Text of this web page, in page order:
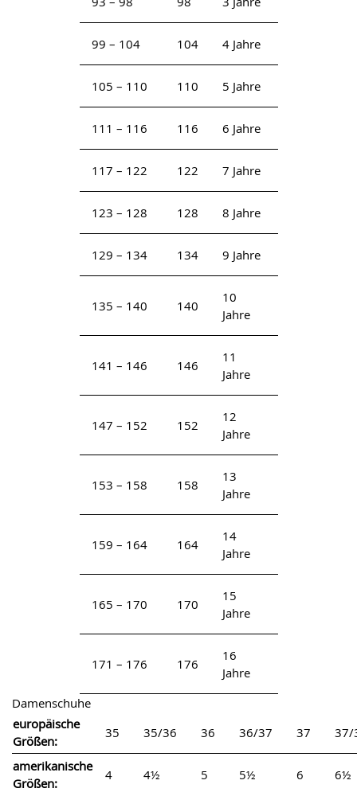
99 – 104 104 4 Jahre
105 – 110 110 5 Jahre
111 – 116 116 6 Jahre
117 – 122 122 7 Jahre
123 – 128 128 8 Jahre
129 – 134 134 9 Jahre
135 – 140 140
10
Jahre
141 – 146 146
11
Jahre
147 – 152 152
12
Jahre
153 – 158 158
13
Jahre
159 – 164 164
14
Jahre
165 – 170 170
15
Jahre
171 – 176 176
16
Jahre
Damenschuhe
europäische
Größen:
35 35/36 36 36/37 37 37/
amerikanische
Größen:
4 4½ 5 5½ 6 6½